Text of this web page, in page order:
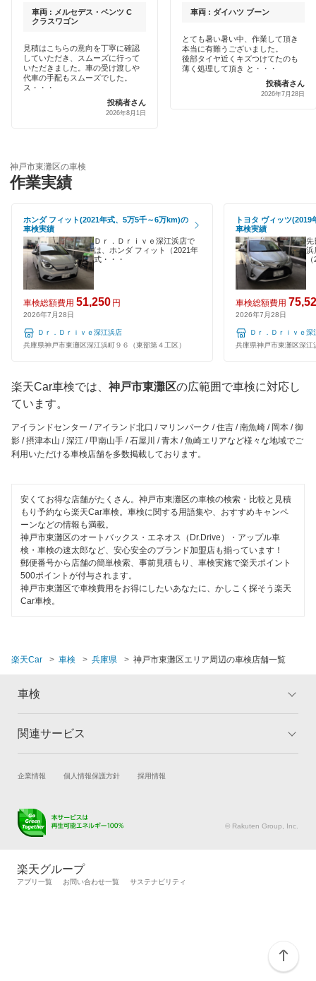
神戸市兵庫区
神戸市
土日祝OK
代車あり
ハイブリッド車OK
120分以内の車検
1日車検
夜間受付
整備保証
1級整備士在籍
コンピューター診断
出光リテール車検
宇佐美車検
コスモの車検
ホリデー車検
マッハ車検
出光興産「らくらく安心車検」
トヨタディーラー
エネフリ車検
安心WE！車検
車両 : メルセデス・ベンツ C
クラスワゴン
見積はこちらの意向を丁寧に確認
していただき、スムーズに行って
いただきました。車の受け渡しや
代車の手配もスムーズでした。
ス・・・
投稿者さん
2026年8月1日
車両 : ダイハツ ブーン
とても暑い暑い中、作業して頂き
本当に有難うございました。
後部タイヤ近くキズつけてたのも
薄く処理して頂き と・・・
投稿者さん
2026年7月28日
神戸市東灘区の車検
作業実績
ホンダ フィット(2021年式、5万5千～6万km)の
車検実績
Ｄｒ．Ｄｒｉｖｅ深江浜店で
は、ホンダ フィット（2021年
式・・・
車検総額費用 51,250 円
2026年7月28日
Ｄｒ．Ｄｒｉｖｅ深江浜店
兵庫県神戸市東灘区深江浜町９６（東部第４工区）
トヨタ ヴィッツ
車検実績
先
浜
（
車検総額費用
2026年7月28日
Ｄｒ．Ｄｒｉｖｅ深
兵庫県神戸市東灘区深江
楽天Car車検では、 神戸市東灘区の広範囲で車検に対応し
ています。
アイランドセンター / アイランド北口 / マリンパーク / 住吉 / 南魚崎 / 岡本 / 御
影 / 摂津本山 / 深江 / 甲南山手 / 石屋川 / 青木 / 魚崎エリアなど様々な地域でご
利用いただける車検店舗を多数掲載しております。
安くてお得な店舗がたくさん。神戸市東灘区の車検の検索・比較と見積
もり予約なら楽天Car車検。車検に関する用語集や、おすすめキャンペ
ーンなどの情報も満載。
神戸市東灘区のオートバックス・エネオス（Dr.Drive）・アップル車
検・車検の速太郎など、安心安全のブランド加盟店も揃っています！
郵便番号から店舗の簡単検索、事前見積もり、車検実施で楽天ポイント
500ポイントが付与されます。
神戸市東灘区で車検費用をお得にしたいあなたに、かしこく探そう楽天
Car車検。
楽天Car 車検 兵庫県 神戸市東灘区エリア周辺の車検店舗一覧
車検
トップ
車検の基礎知識 キャンペーン一覧
関連サービス
試乗・商談 新車購入
キズ修理予約
メンテナンス管理
タイヤ交換サービス
自動車カタログ 自動車保険
企業情報 個人情報保護方針 採用情報
© Rakuten Group, Inc.
楽天グループ
アプリ一覧 お問い合わせ一覧 サステナビリティ